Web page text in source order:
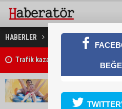
HABERLER GÜNDEM 3 Aralık
Trafik kazasında 85 yaşındaki